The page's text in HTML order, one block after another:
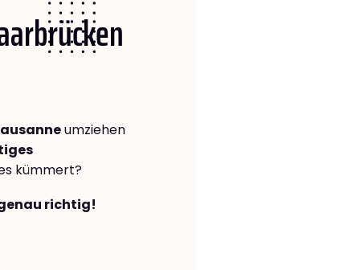
umziehen
kümmert?
richtig!